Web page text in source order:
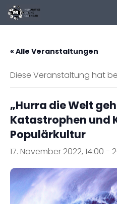
Zum Inhalt springen
« Alle Veranstaltungen
Diese Veranstaltung hat
„Hurra die Welt
Katastrophen und
Populärkultur
17. November 2022, 14:00 -